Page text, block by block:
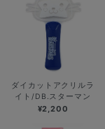
ダイカットアクリルラ
イト/DB.スターマン
¥2,200